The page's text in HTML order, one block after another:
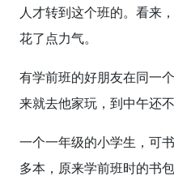
人才转到这个班的。看来
花了点力气。
有学前班的好朋友在同一
来就去他家玩，到中午还不
一个一年级的小学生，可
多本，原来学前班时的书